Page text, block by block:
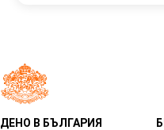
В БЪЛГАРИЯ